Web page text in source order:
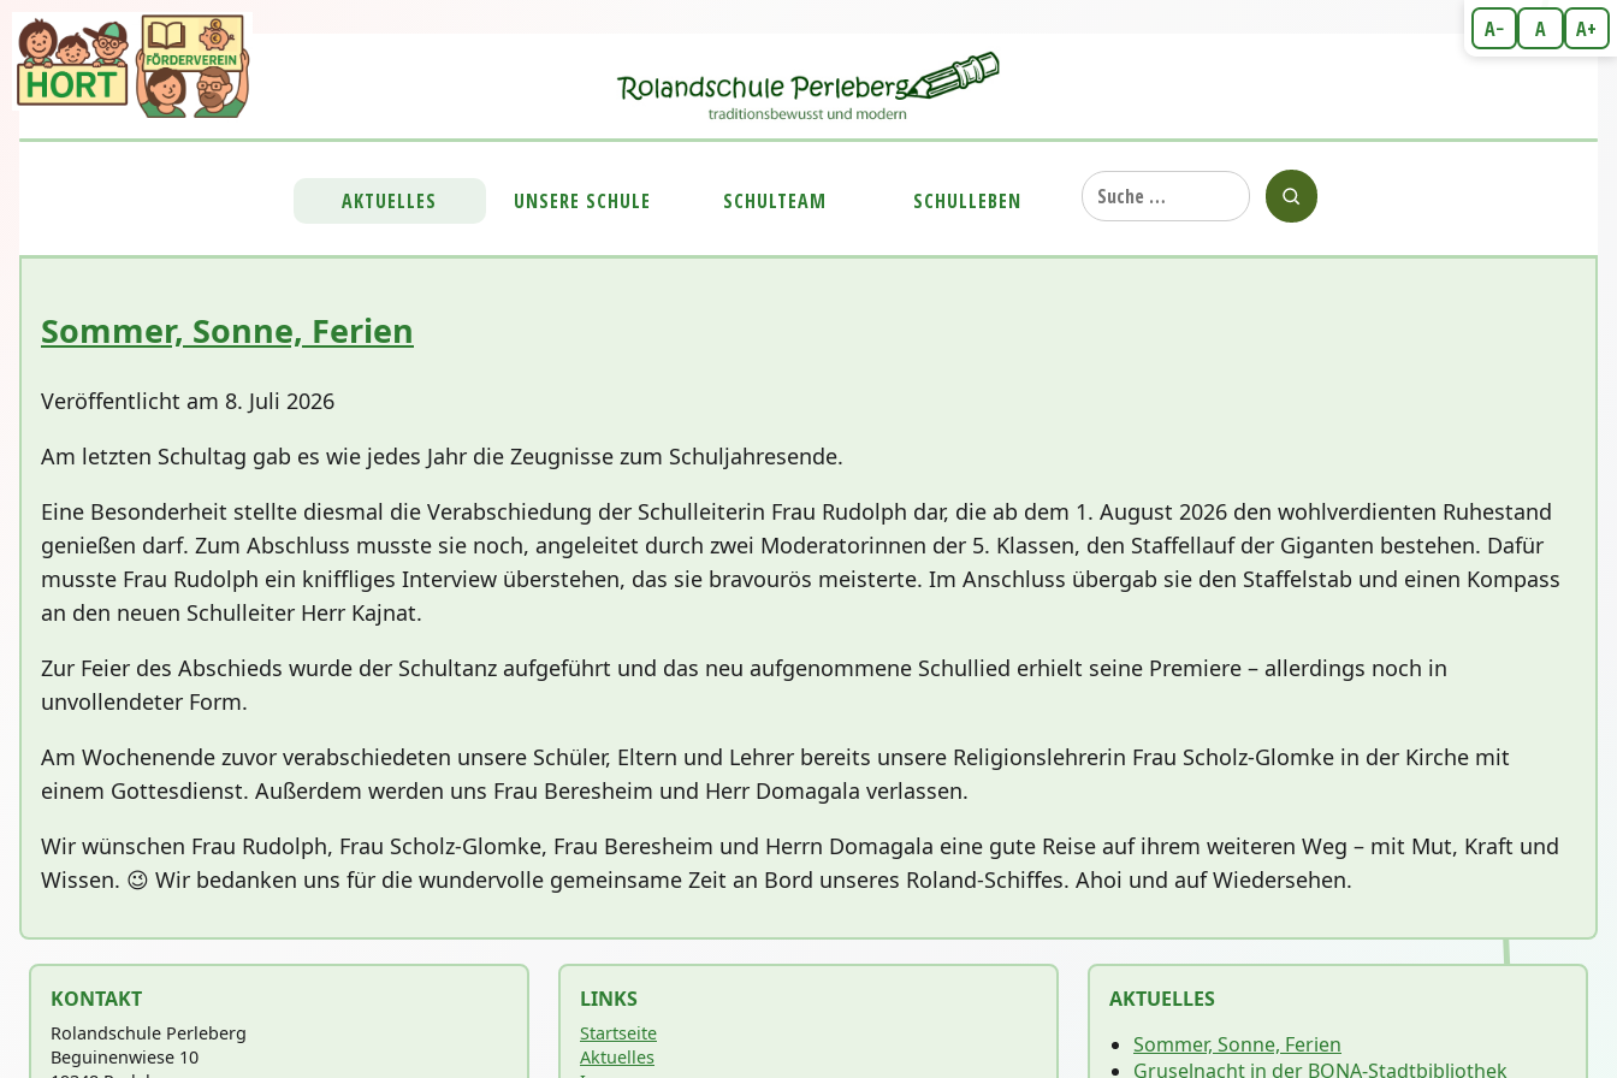
A− A A+
AKTUELLES UNSERE SCHULE SCHULTEAM SCHULLEBEN
Suche
Sommer, Sonne, Ferien
Veröffentlicht am 8. Juli 2026
Am letzten Schultag gab es wie jedes Jahr die Zeugnisse zum Schuljahresende.
Eine Besonderheit stellte diesmal die Verabschiedung der Schulleiterin Frau Rudolph dar, die ab dem 1. August 2026 den wohlverdienten Ruhestand
genießen darf. Zum Abschluss musste sie noch, angeleitet durch zwei Moderatorinnen der 5. Klassen, den Staffellauf der Giganten bestehen. Dafür
musste Frau Rudolph ein kniffliges Interview überstehen, das sie bravourös meisterte. Im Anschluss übergab sie den Staffelstab und einen Kompass
an den neuen Schulleiter Herr Kajnat.
Zur Feier des Abschieds wurde der Schultanz aufgeführt und das neu aufgenommene Schullied erhielt seine Premiere – allerdings noch in
unvollendeter Form.
Am Wochenende zuvor verabschiedeten unsere Schüler, Eltern und Lehrer bereits unsere Religionslehrerin Frau Scholz-Glomke in der Kirche mit
einem Gottesdienst. Außerdem werden uns Frau Beresheim und Herr Domagala verlassen.
Wir wünschen Frau Rudolph, Frau Scholz-Glomke, Frau Beresheim und Herrn Domagala eine gute Reise auf ihrem weiteren Weg – mit Mut, Kraft und
Wissen. 😉 Wir bedanken uns für die wundervolle gemeinsame Zeit an Bord unseres Roland-Schiffes. Ahoi und auf Wiedersehen.
KONTAKT
Rolandschule Perleberg
Beguinenwiese 10
LINKS
Startseite
Aktuelles
AKTUELLES
Sommer, Sonne, Ferien
Gruselnacht in der BONA-Stadtbibliothek